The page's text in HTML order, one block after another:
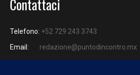
Contattaci
Telefono: +52 729 243 3743
Email:
redazione@puntodincontro.mx